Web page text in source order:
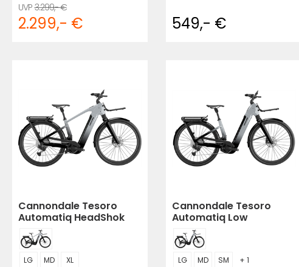
3.299,- €
2.299,- € 549,- €
Cannondale Tesoro
Automatiq HeadShok
LG MD
XL
Cannondale Tesoro
Automatiq Low
StepThru HeadShok
LG MD SM
+ 1